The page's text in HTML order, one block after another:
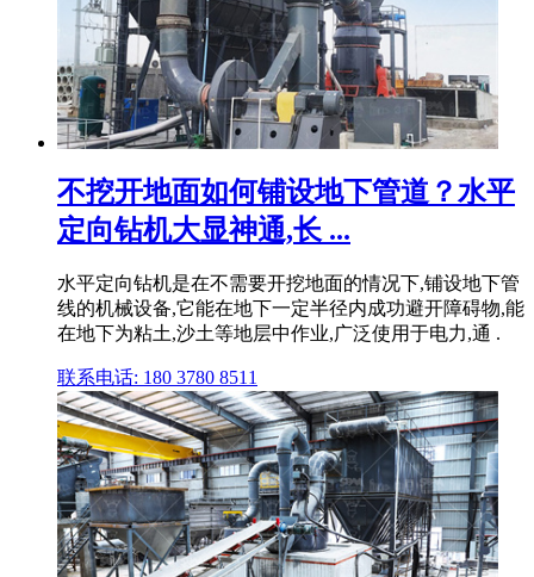
不挖开地面如何铺设地下管道？水平
定向钻机大显神通,长 ...
水平定向钻机是在不需要开挖地面的情况下,铺设地下管
线的机械设备,它能在地下一定半径内成功避开障碍物,能
在地下为粘土,沙土等地层中作业,广泛使用于电力,通 .
联系电话: 180 3780 8511